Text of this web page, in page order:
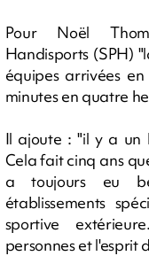
Pour Noël
Handisports (SPH)
équipes arrivées
minutes en quatre
Il ajoute : "il y a un
Cela fait cinq ans
a toujours eu
établissements
sportive
personnes et l'esprit